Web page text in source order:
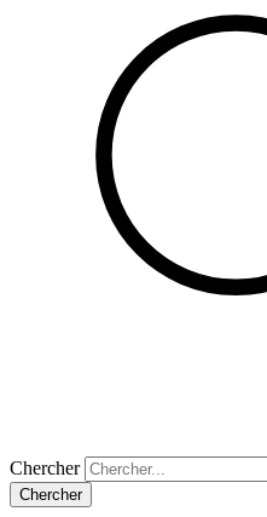
Chercher
Chercher